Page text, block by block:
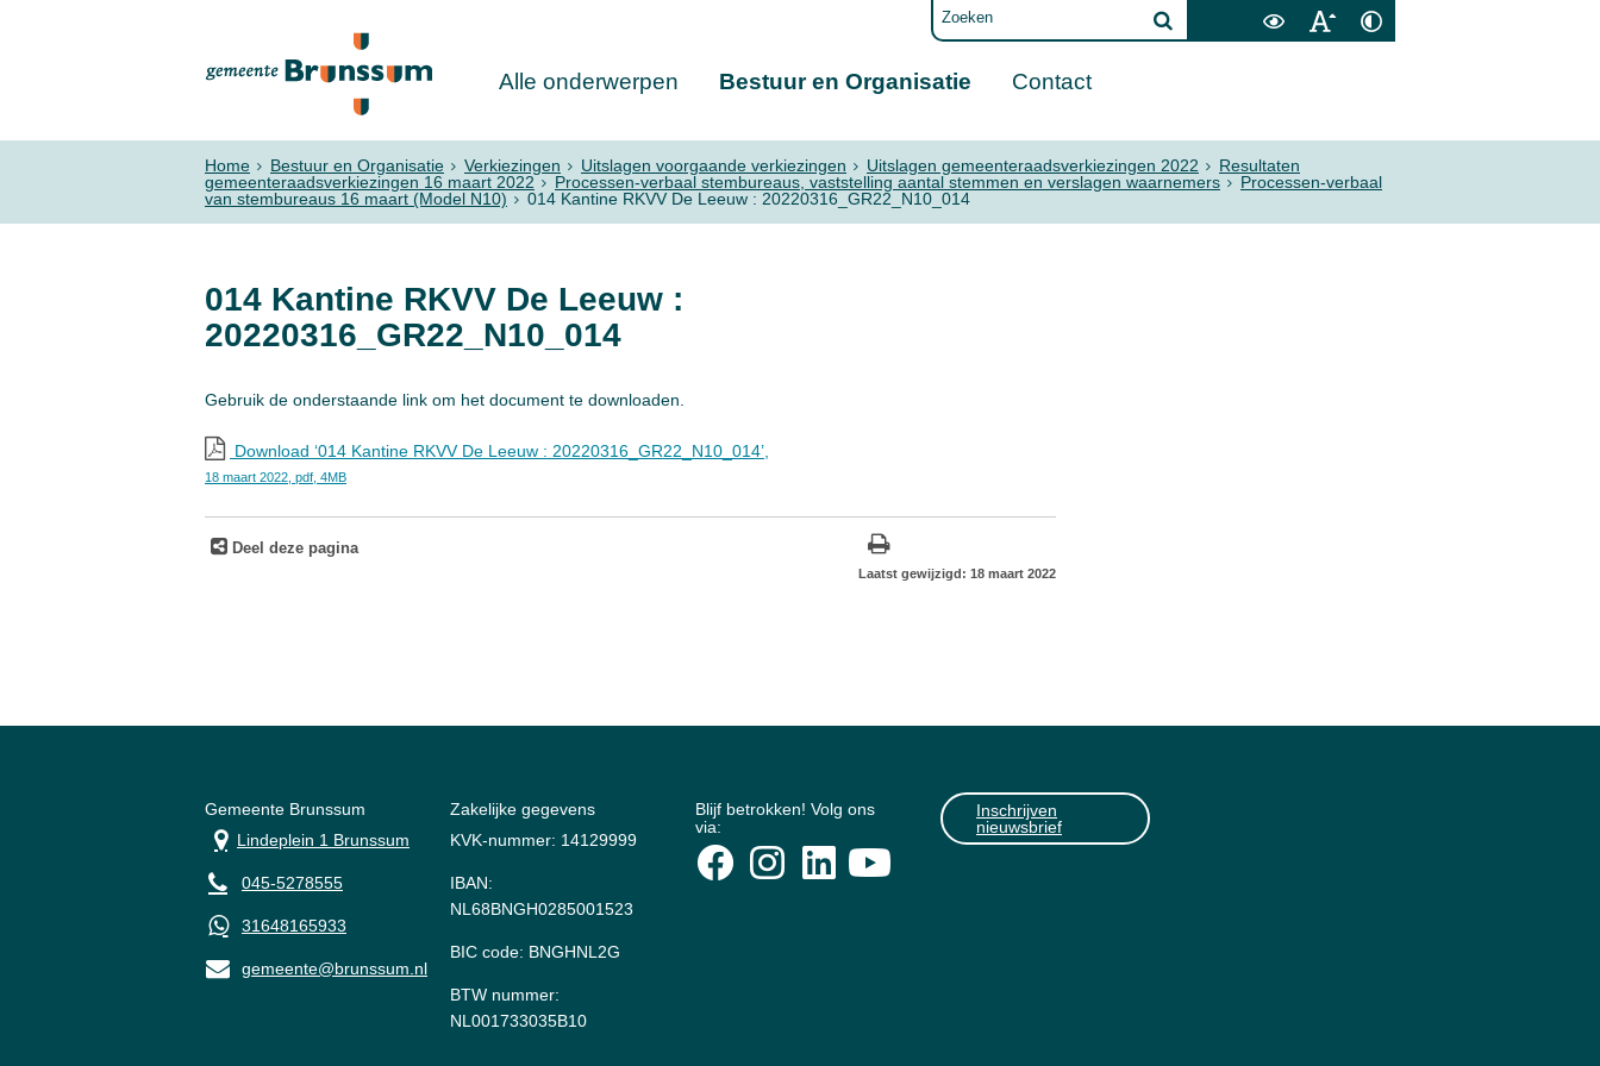
Alle onderwerpen Bestuur en Organisatie Contact
Home Bestuur en Organisatie Verkiezingen Uitslagen voorgaande verkiezingen Uitslagen gemeenteraadsverkiezingen 2022
Resultaten
gemeenteraadsverkiezingen 16 maart 2022
Processen-verbaal stembureaus, vaststelling aantal stemmen en verslagen waarnemers
Processen-verbaal
van stembureaus 16 maart (Model N10)
014 Kantine RKVV De Leeuw : 20220316_GR22_N10_014
014 Kantine RKVV De Leeuw :
20220316_GR22_N10_014
Gebruik de onderstaande link om het document te downloaden.
Download ‘014 Kantine RKVV De Leeuw : 20220316_GR22_N10_014’,
18 maart 2022, pdf , 4MB
Deel deze pagina
Laatst gewijzigd: 18 maart 2022
Gemeente Brunssum
Lindeplein 1 Brunssum
045-5278555
31648165933
gemeente@brunssum.nl
Zakelijke gegevens
KVK-nummer: 14129999
IBAN:
NL68BNGH0285001523
BIC code: BNGHNL2G
BTW nummer:
NL001733035B10
Blijf betrokken! Volg ons
via:
Inschrijven
nieuwsbrief